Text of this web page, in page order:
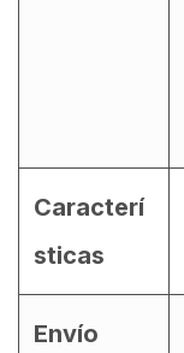
Caracterí
sticas
Envío